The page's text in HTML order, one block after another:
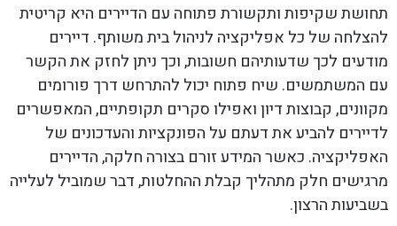
תחושת שקיפות ותקשורת פתוחה עם הדיירים היא קריטית
להצלחה של כל אפליקציה לניהול בית משותף. דיירים
מודעים לכך שדעותיהם חשובות, וכך ניתן לחזק את הקשר
עם המשתמשים. שיח פתוח יכול להתרחש דרך פורומים
מקוונים, קבוצות דיון ואפילו סקרים תקופתיים, המאפשרים
לדיירים להביע את דעתם על הפונקציות והעדכונים של
האפליקציה. כאשר המידע זורם בצורה חלקה, הדיירים
מרגישים חלק מתהליך קבלת ההחלטות, דבר שמוביל לעלייה
בשביעות הרצון.